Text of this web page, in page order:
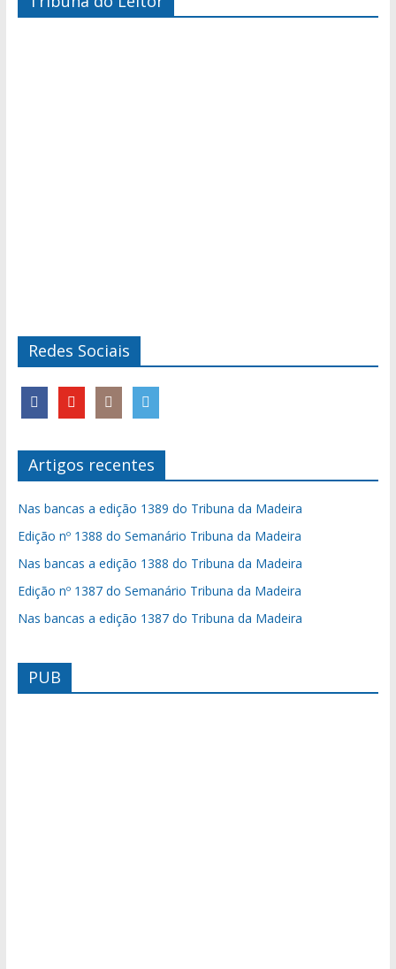
Redes Sociais
Artigos recentes
Nas bancas a edição 1389 do Tribuna da Madeira
Edição nº 1388 do Semanário Tribuna da Madeira
Nas bancas a edição 1388 do Tribuna da Madeira
Edição nº 1387 do Semanário Tribuna da Madeira
Nas bancas a edição 1387 do Tribuna da Madeira
PUB